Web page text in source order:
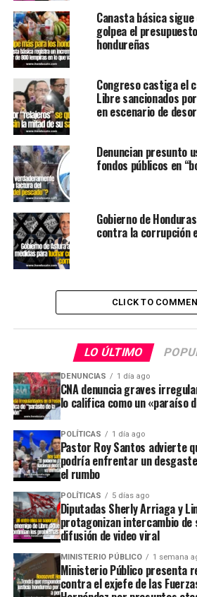
Canasta básica
golpea el
hondureñas
Congreso castiga el
Libre sancionados
en escenario de
Denuncian presunto
fondos públicos en
Gobierno de
contra la corrupción
CLICK TO
LO ÚLTIMO
DENUNCIAS 1 día ago
CNA denuncia graves
lo califica como un «paraíso
POLÍTICAS 1 día ago
Pastor Roy Santos advierte
podría enfrentar un
el rumbo
POLÍTICAS 5 días ago
Diputadas Sherly Arriaga y
protagonizan intercambio
difusión de video viral
MINISTERIO PÚBLICO 1 semana
Ministerio Público presenta
contra el exjefe de las